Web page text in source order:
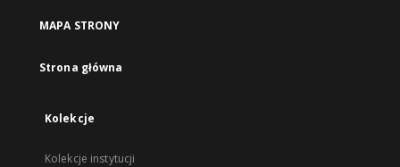
MAPA STRONY
Strona główna
Kolekcje
Kolekcje instytucji